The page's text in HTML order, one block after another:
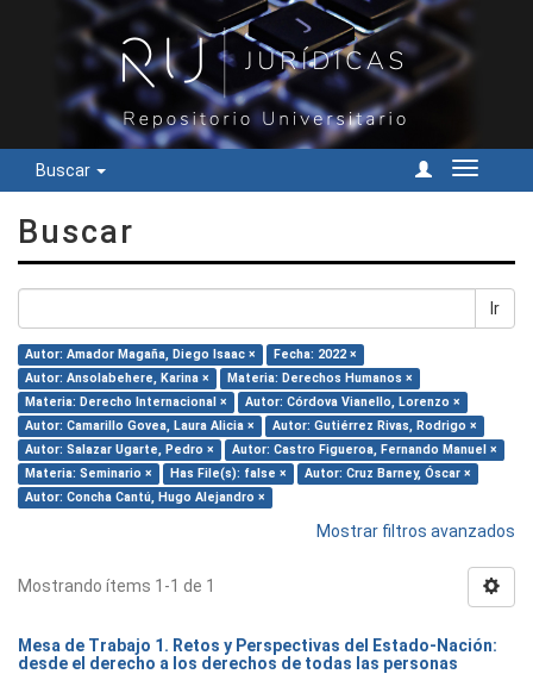
Buscar
Cambiar
Buscar
Ir
Autor: Amador Magaña, Diego Isaac ×
Fecha: 2022 ×
Autor: Ansolabehere, Karina ×
Materia: Derechos Humanos ×
Materia: Derecho Internacional ×
Autor: Córdova Vianello, Lorenzo ×
Autor: Camarillo Govea, Laura Alicia ×
Autor: Gutiérrez Rivas, Rodrigo ×
Autor: Salazar Ugarte, Pedro ×
Autor: Castro Figueroa, Fernando Manuel ×
Materia: Seminario ×
Has File(s): false ×
Autor: Cruz Barney, Óscar ×
Autor: Concha Cantú, Hugo Alejandro ×
Mostrar filtros avanzados
Mostrando ítems 1-1 de 1
Mesa de Trabajo 1. Retos y Perspectivas del Estado-Nación:
desde el derecho a los derechos de todas las personas